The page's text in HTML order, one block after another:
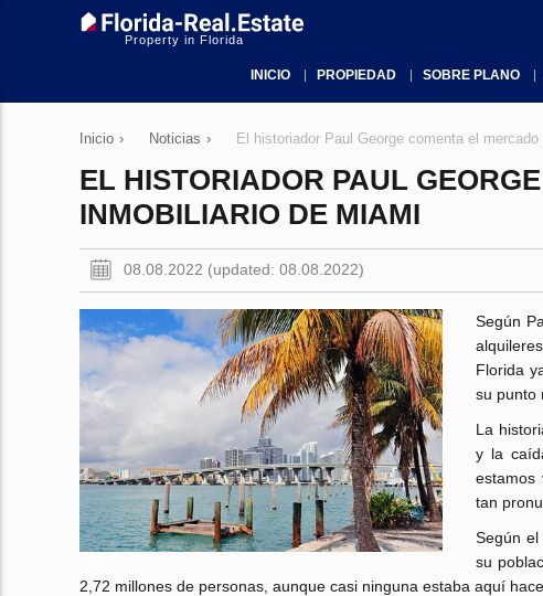
Property in Florida
INICIO PROPIEDAD SOBRE PLANO
Inicio › Noticias › El historiador Paul George comenta el
EL HISTORIADOR PAUL
INMOBILIARIO DE MIAMI
08.08.2022 (updated: 08.08.2022)
Según
Florida
su punto
La
y la
estamos
tan
Según el
su
2,72 millones de personas, aunque casi ninguna estaba aquí